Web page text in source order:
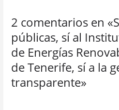
2 comentarios en «
públicas, sí al
de Energías
de Tenerife, sí a la
transparente»